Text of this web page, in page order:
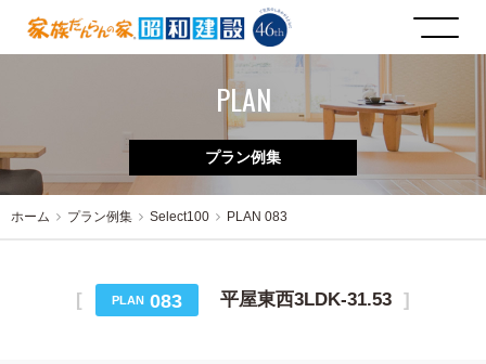
PLAN
プラン例集
ホーム プラン例集 Select100 PLAN 083
PLAN 083 平屋東西3LDK-31.53